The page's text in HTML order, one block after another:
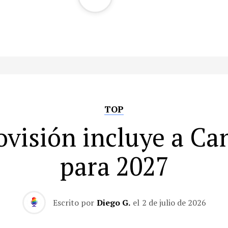
TOP
incluye a
para 2027
Escrito por Diego G. el 2 de julio de 2026